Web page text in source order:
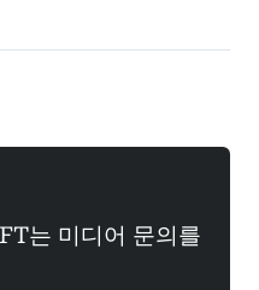
는 미디어 문의를